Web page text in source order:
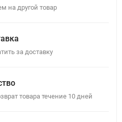
на другой товар
за доставку
товара течение 10 дней